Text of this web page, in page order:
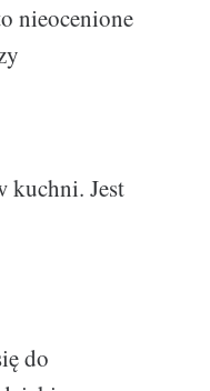
nieocenione
kuchni. Jest
do